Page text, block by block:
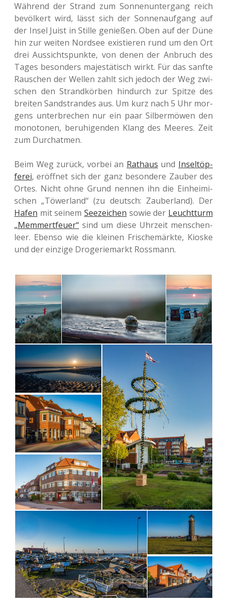
Wäh­rend der Strand zum Son­nen­un­ter­gang reich
bevöl­kert wird, lässt sich der Son­nen­auf­gang auf
der Insel Juist in Stille genie­ßen. Oben auf der Düne
hin zur weiten Nord­see exis­tie­ren rund um den Ort
drei Aus­sichts­punk­te, von denen der Anbruch des
Tages beson­ders majes­tä­tisch wirkt. Für das sanfte
Rau­schen der Wellen zahlt sich jedoch der Weg zwi­
schen den Strand­kör­ben hin­durch zur Spitze des
brei­ten Sand­stran­des aus. Um kurz nach 5 Uhr mor­
gens unter­bre­chen nur ein paar Sil­ber­mö­wen den
mono­to­nen, beru­hi­gen­den Klang des Meeres. Zeit
zum Durchatmen.
Beim Weg zurück, vorbei an Rat­haus und Insel­töp­
fe­rei, eröff­net sich der ganz beson­de­re Zauber des
Ortes. Nicht ohne Grund nennen ihn die Ein­hei­mi­
schen „Töwer­land“ (zu deutsch: Zau­ber­land). Der
Hafen mit seinem See­zei­chen sowie der Leucht­turm
„Mem­mert­feu­er“ sind um diese Uhr­zeit men­schen­
leer. Ebenso wie die klei­nen Fri­schemärk­te, Kioske
und der ein­zi­ge Dro­ge­rie­markt Rossmann.